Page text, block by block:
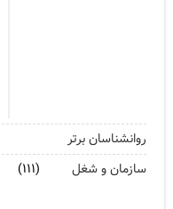
روانشناسان برتر
سازمان و شغل
(۱۱۱)